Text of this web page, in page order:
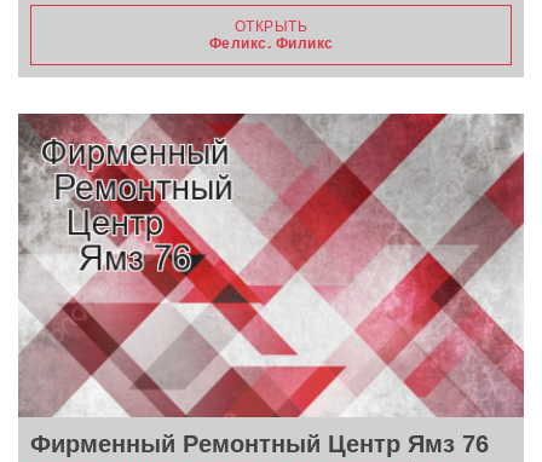
ОТКРЫТЬ
Феликс. Филикс
Фирменный Ремонтный Центр Ямз 76